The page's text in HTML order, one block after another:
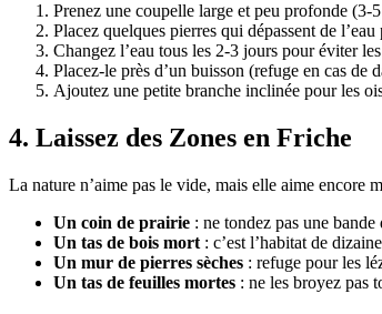
Prenez une coupelle large et peu profonde (3-
Placez quelques pierres qui dépassent de l’eau
Changez l’eau tous les 2-3 jours pour éviter
Placez-le près d’un buisson (refuge en cas de
Ajoutez une petite branche inclinée pour les
4. Laissez des Zones en Friche
La nature n’aime pas le vide, mais elle aime encore
Un coin de prairie : ne tondez pas une
Un tas de bois mort : c’est l’habitat de
Un mur de pierres sèches : refuge pour les
Un tas de feuilles mortes : ne les broyez pas